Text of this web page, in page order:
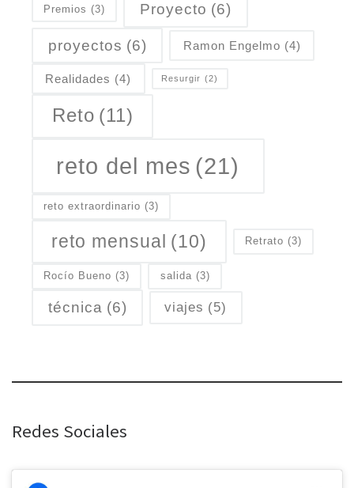
Premios (3) Proyecto (6)
proyectos (6) Ramon Engelmo (4)
Realidades (4) Resurgir (2)
Reto (11)
reto del mes (21)
reto extraordinario (3)
reto mensual (10) Retrato (3)
Rocío Bueno (3) salida (3)
técnica (6) viajes (5)
Redes Sociales